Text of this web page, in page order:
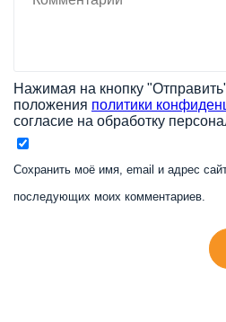
Нажимая на кнопку
положения политики
согласие на обработку
Сохранить моё имя, email и адрес
последующих моих комментариев.